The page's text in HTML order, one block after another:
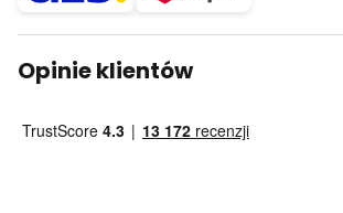
Opinie klientów